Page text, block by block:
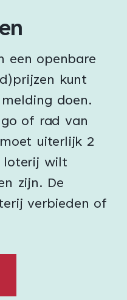
een openbare
kunt
doen.
of rad van
uiterlijk 2
loterij wilt
zijn. De
verbieden of